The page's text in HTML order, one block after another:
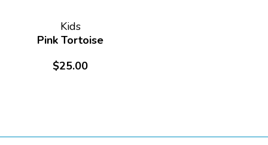
Kids
Pink Tortoise
$25.00